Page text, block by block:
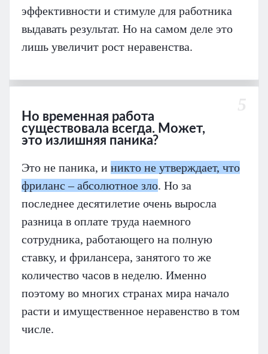
эффективности и стимуле для работника
выдавать результат. Но на самом деле это
лишь увеличит рост неравенства.
Но временная работа
существовала всегда. Может,
это излишняя паника?
Это не паника, и никто не утверждает, что
фриланс – абсолютное зло. Но за
последнее десятилетие очень выросла
разница в оплате труда наемного
сотрудника, работающего на полную
ставку, и фрилансера, занятого то же
количество часов в неделю. Именно
поэтому во многих странах мира начало
расти и имущественное неравенство в том
числе.